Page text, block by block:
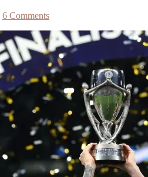
6 Comments